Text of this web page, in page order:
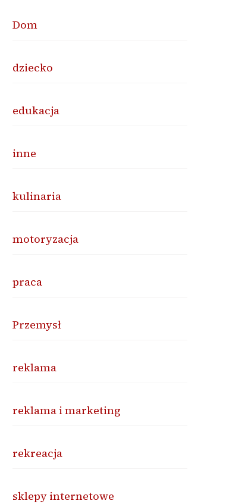
Dom
dziecko
edukacja
inne
kulinaria
motoryzacja
praca
Przemysł
reklama
reklama i marketing
rekreacja
sklepy internetowe